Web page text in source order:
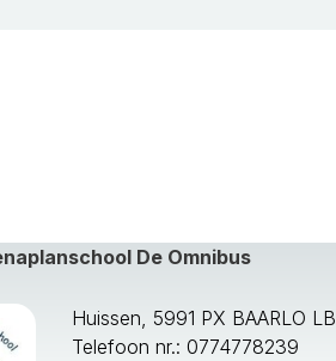
De Omnibus
Huissen, 5991 PX BAARLO LB
Telefoon nr.: 0774778239